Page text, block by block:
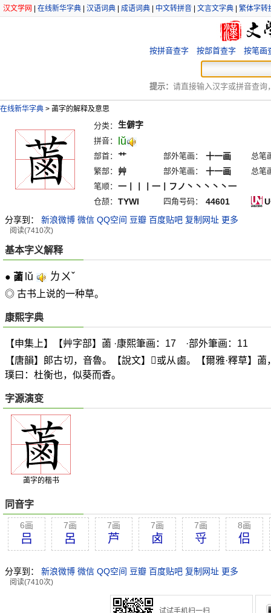
汉文学网 在线新华字典 汉语词典 成语词典 中文转拼音 文言文字典 繁体字转
按拼音查字 按部首查字 按笔画
提示： 请直接输入汉字或拼音查询
在线新华字典 > 蓾字的解释及意思
分类： 生僻字
拼音： lŭ
部首： 艹 部外笔画： 十一画
总笔
繁部：
艸 部外笔画： 十一画
总笔
笔顺： 一丨丨丨一丨フノ丶丶丶丶丶一
仓颉： TYWI 四角号码： 44601
分享到：
新浪微博 微信 QQ空间 豆瓣 百度贴吧 复制网址 更多
阅读(7410次)
基本字义解释
● 蓾 lǔ ㄌㄨˇ
◎ 古书上说的一种草。
康熙字典
【申集上】【艸字部】蓾 ·康熙筆画：17 ·部外筆画：11
【唐韻】郞古切，音魯。【說文】
𧀦或从鹵。【爾雅·釋草】
璞曰：杜衡也，似葵而香。
字源演变
蓾字的楷书
同音字
6画
吕
7画
呂
7画
芦
7画
卤
7画
寽
8画
侣
分享到： 新浪微博 微信 QQ空间 豆瓣 百度贴吧 复制网址 更多
阅读(7410次)
试试手机扫一扫